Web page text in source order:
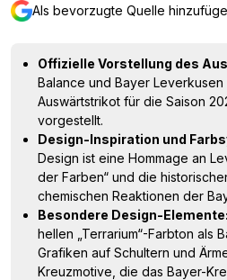
Als bevorzugte Quelle
Offizielle Vorstellung des
Balance und Bayer
Auswärtstrikot für die Saison
vorgestellt.
Design-Inspiration und
Design ist eine Hommage an
der Farben“ und die
chemischen Reaktionen der
Besondere Design-Elemente:
hellen „Terrarium“-Farbton als
Grafiken auf Schultern und
Kreuzmotive, die das Bayer-